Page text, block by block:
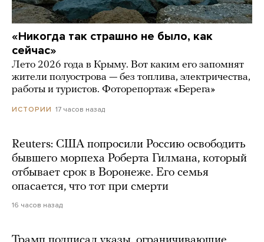
«Никогда так страшно не было, как
сейчас»
Лето 2026 года в Крыму. Вот каким его запомнят
жители полуострова — без топлива, электричества,
работы и туристов. Фоторепортаж «Берега»
ИСТОРИИ 17 часов назад
Reuters: США попросили Россию освободить
бывшего морпеха Роберта Гилмана, который
отбывает срок в Воронеже. Его семья
опасается, что тот при смерти
16 часов назад